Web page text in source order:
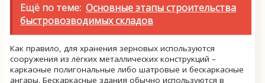
Ещё по теме: Основные этапы строительства
быстровозводимых складов
Как правило, для хранения зерновых используются
сооружения из лёгких металлических конструкций –
каркасные полигональные либо шатровые и бескаркасные
ангары. Бескаркасные здания обычно используются в